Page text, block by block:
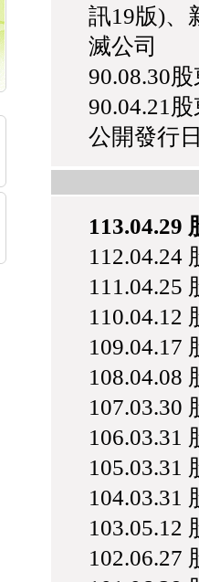
訊19版)、
滅公司
90.08.30
90.04.21
公開發行
113.04.29
112.04.24
111.04.25
110.04.12
109.04.17
108.04.08
107.03.30
106.03.31
105.03.31
104.03.31
103.05.12
102.06.27